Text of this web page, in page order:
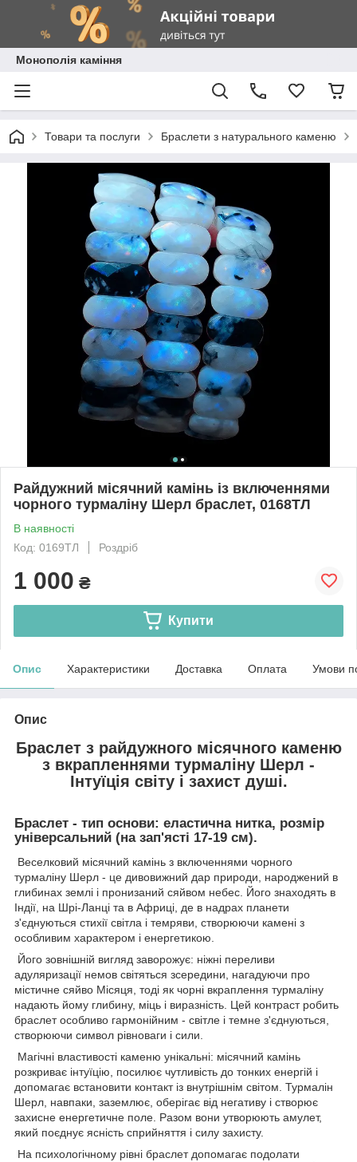
Монополія каміння
Товари та послуги Браслети з натурального каменю
Райдужний місячний камінь із включеннями
чорного турмаліну Шерл браслет, 0168ТЛ
В наявності
Код: 0169ТЛ
Роздріб
1 000 ₴
Купити
Опис Характеристики Доставка Оплата Умови
Опис
Браслет з райдужного місячного каменю
з вкрапленнями турмаліну Шерл -
Інтуїція світу і захист душі.
Браслет - тип основи: еластична нитка, розмір
універсальний (на зап'ясті 17-19 см).
Веселковий місячний камінь з включеннями чорного
турмаліну Шерл - це дивовижний дар природи, народжений в
глибинах землі і пронизаний сяйвом небес. Його знаходять в
Індії, на Шрі-Ланці та в Африці, де в надрах планети
з'єднуються стихії світла і темряви, створюючи камені з
особливим характером і енергетикою.
Його зовнішній вигляд заворожує: ніжні переливи
адуляризації немов світяться зсередини, нагадуючи про
містичне сяйво Місяця, тоді як чорні вкраплення турмаліну
надають йому глибину, міць і виразність. Цей контраст робить
браслет особливо гармонійним - світле і темне з'єднуються,
створюючи символ рівноваги і сили.
Магічні властивості каменю унікальні: місячний камінь
розкриває інтуїцію, посилює чутливість до тонких енергій і
допомагає встановити контакт із внутрішнім світом. Турмалін
Шерл, навпаки, заземлює, оберігає від негативу і створює
захисне енергетичне поле. Разом вони утворюють амулет,
який поєднує ясність сприйняття і силу захисту.
На психологічному рівні браслет допомагає подолати